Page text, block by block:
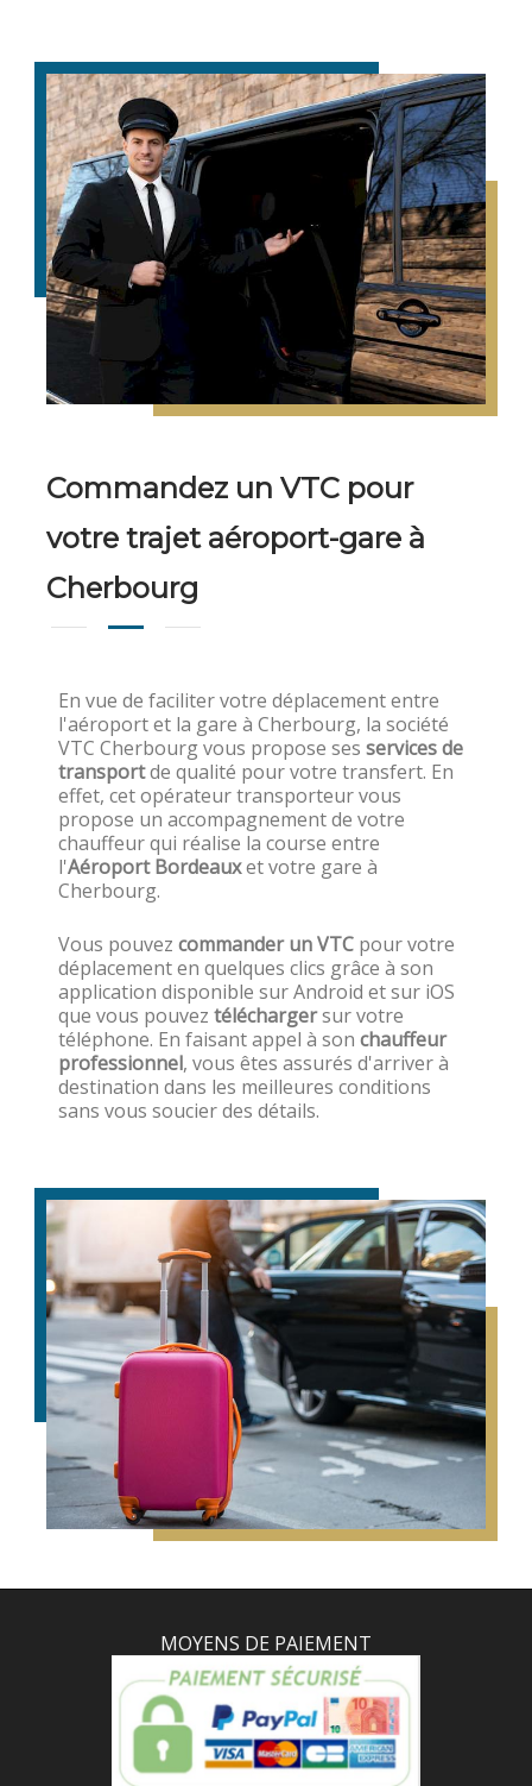
Commandez un VTC pour
votre trajet aéroport-gare à
Cherbourg
En vue de faciliter votre déplacement entre
l'aéroport et la gare à Cherbourg, la société
VTC Cherbourg vous propose ses services de
transportde qualité pour votre transfert. En
effet, cet opérateur transporteur vous
propose un accompagnement de votre
chauffeur qui réalise la course entre
l'Aéroport Bordeauxet votre gare à
Cherbourg.
Vous pouvez commander un VTC pour votre
déplacement en quelques clics grâce à son
application disponible sur Android et sur iOS
que vous pouvez téléchargersur votre
téléphone. En faisant appel à son chauffeur
professionnel, vous êtes assurés d'arriver à
destination dans les meilleures conditions
sans vous soucier des détails.
MOYENS DE PAIEMENT